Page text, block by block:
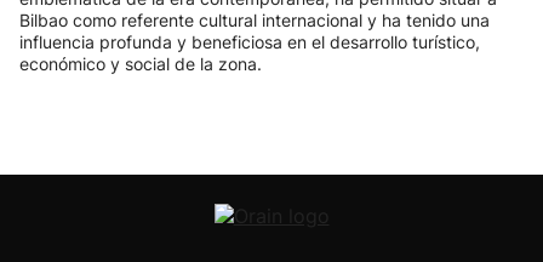
Bilbao como referente cultural internacional y ha tenido una
influencia profunda y beneficiosa en el desarrollo turístico,
económico y social de la zona.